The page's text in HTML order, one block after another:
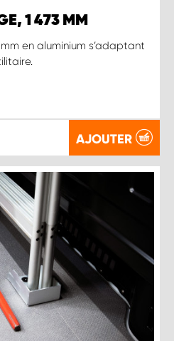
1 473 MM
en aluminium s’adaptant
AJOUTER